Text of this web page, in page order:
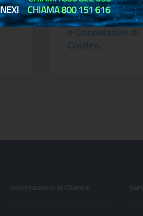
dirigenti di diversi
Bancari Italiani
e Cooperative di
Credito.
Informazioni al Cliente